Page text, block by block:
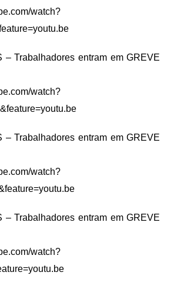
watch?
– Trabalhadores entram em GREVE
watch?
– Trabalhadores entram em GREVE
watch?
– Trabalhadores entram em GREVE
watch?